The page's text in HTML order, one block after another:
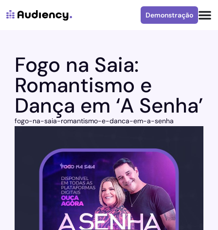
Demonstração
Fogo na Saia:
Romantismo e
Dança em ‘A Senha’
fogo-na-saia-romantismo-e-danca-em-a-senha